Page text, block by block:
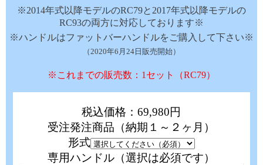
※2014年式以降モデルのRC79と2017年式以降モデルの
RC93の両方に対応しております※
※ハンドルはファットバーハンドルをご購入して下さい※
（2020年6月24日販売開始）
※これまでの販売数：1セット（RC79）
税込価格：69,980円
受注発注商品（納期１～２ヶ月）
形式
専用ハンドル（選択は必須です）